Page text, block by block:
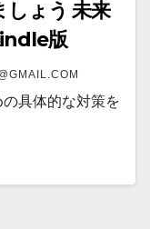
しょう 未来
版
具体的な対策を